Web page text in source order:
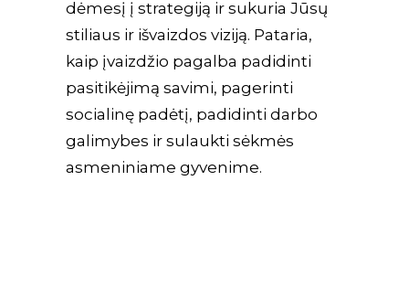
dėmesį į strategiją ir sukuria Jūsų
stiliaus ir išvaizdos viziją. Pataria,
kaip įvaizdžio pagalba padidinti
pasitikėjimą savimi, pagerinti
socialinę padėtį, padidinti darbo
galimybes ir sulaukti sėkmės
asmeniniame gyvenime.